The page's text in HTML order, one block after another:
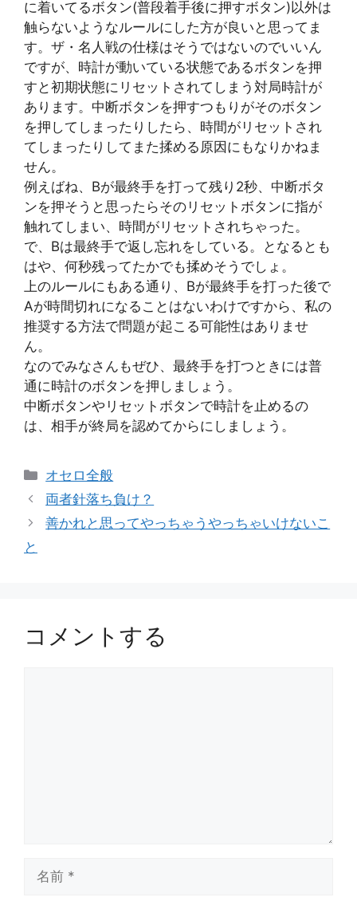
に着いてるボタン(普段着手後に押すボタン)以外は
触らないようなルールにした方が良いと思ってま
す。ザ・名人戦の仕様はそうではないのでいいん
ですが、時計が動いている状態であるボタンを押
すと初期状態にリセットされてしまう対局時計が
あります。中断ボタンを押すつもりがそのボタン
を押してしまったりしたら、時間がリセットされ
てしまったりしてまた揉める原因にもなりかねま
せん。
例えばね、Bが最終手を打って残り2秒、中断ボタ
ンを押そうと思ったらそのリセットボタンに指が
触れてしまい、時間がリセットされちゃった。
で、Bは最終手で返し忘れをしている。となるとも
はや、何秒残ってたかでも揉めそうでしょ。
上のルールにもある通り、Bが最終手を打った後で
Aが時間切れになることはないわけですから、私の
推奨する方法で問題が起こる可能性はありませ
ん。
なのでみなさんもぜひ、最終手を打つときには普
通に時計のボタンを押しましょう。
中断ボタンやリセットボタンで時計を止めるの
は、相手が終局を認めてからにしましょう。
カ
テ
ゴ
リ
オセロ全般
両者針落ち負け？
善かれと思ってやっちゃうやっちゃいけないこ
と
コメントする